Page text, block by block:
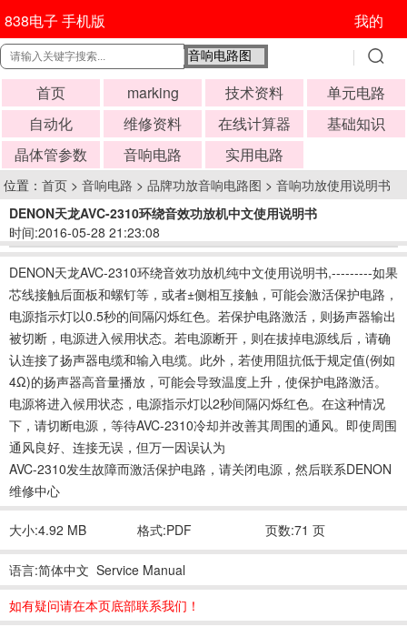
838电子 手机版 我的
首页 marking 技术资料
单元电路
自动化
维修资料 在线计算器
基础知识
晶体管参数
音响电路 实用电路
位置： 首页 > 音响电路 > 品牌功放音响电路图 > 音响功放使用说明书
DENON天龙AVC-2310环绕音效功放机中文使用说明书
时间:2016-05-28 21:23:08
DENON天龙AVC-2310环绕音效功放机纯中文使用说明书,---------如果
芯线接触后面板和螺钉等，或者±侧相互接触，可能会激活保护电路，
电源指示灯以0.5秒的间隔闪烁红色。若保护电路激活，则扬声器输出
被切断，电源进入候用状态。若电源断开，则在拔掉电源线后，请确
认连接了扬声器电缆和输入电缆。此外，若使用阻抗低于规定值(例如
4Ω)的扬声器高音量播放，可能会导致温度上升，使保护电路激活。
电源将进入候用状态，电源指示灯以2秒间隔闪烁红色。在这种情况
下，请切断电源，等待AVC-2310冷却并改善其周围的通风。即使周围
通风良好、连接无误，但万一因误认为
AVC-2310发生故障而激活保护电路，请关闭电源，然后联系DENON
维修中心
大小:4.92 MB 格式:PDF 页数:71 页
语言:简体中文 Service Manual
如有疑问请在本页底部联系我们！